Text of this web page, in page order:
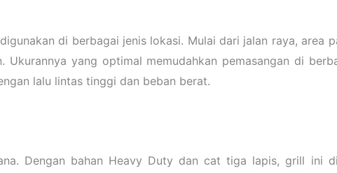
di berbagai jenis lokasi. Mulai dari jalan raya, area
yang optimal memudahkan pemasangan di
lalu lintas tinggi dan beban berat.
Dengan bahan Heavy Duty dan cat tiga lapis, grill ini